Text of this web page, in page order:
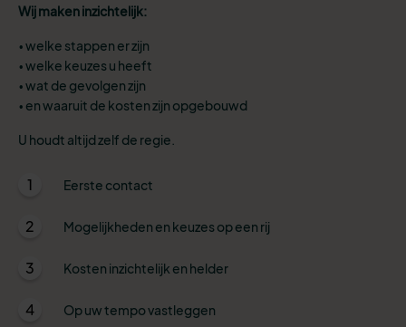
Wij maken inzichtelijk:
• welke stappen er zijn
• welke keuzes u heeft
• wat de gevolgen zijn
• en waaruit de kosten zijn opgebouwd
U houdt altijd zelf de regie.
1 Eerste contact
2 Mogelijkheden en keuzes op een rij
3 Kosten inzichtelijk en helder
4 Op uw tempo vastleggen